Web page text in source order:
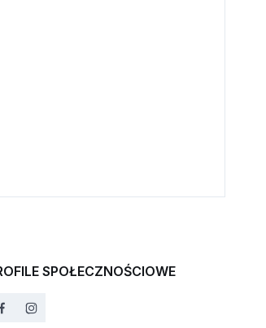
SPOŁECZNOŚCIOWE